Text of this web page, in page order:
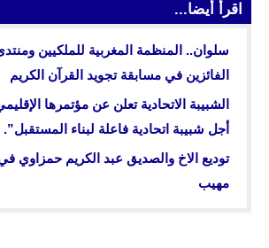
اقرأ أيضا...
سلوان.. المنظمة المغربية للملكيين
الفائزين في مسابقة تجويد القرآن الكريم
الشبيبة الاتحادية تعلن عن مؤتمرها
أجل شبيبة اتحادية فاعلة لبناء المستقبل”.‬
توديع الاخ والصديق عبد الكريم حمزاوي
مهيب